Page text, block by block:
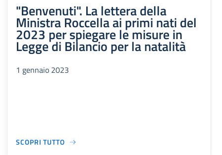
"Benvenuti". La lettera della
Ministra Roccella ai primi nati del
2023 per spiegare le misure in
Legge di Bilancio per la natalità
1 gennaio 2023
SCOPRI TUTTO